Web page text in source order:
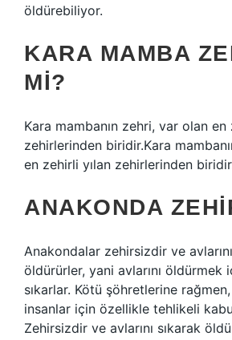
öldürebiliyor.
KARA MAMBA
MI?
Kara mambanın zehri, var olan en
zehirlerinden biridir.Kara
en zehirli yılan zehirlerinden
ANAKONDA
Anakondalar zehirsizdir ve
öldürürler, yani avlarını öldürmek
sıkarlar. Kötü şöhretlerine
insanlar için özellikle tehlikeli
Zehirsizdir ve avlarını sıkarak